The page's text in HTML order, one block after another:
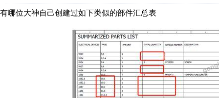
有哪位大神自己创建过如下类似的部件汇总表